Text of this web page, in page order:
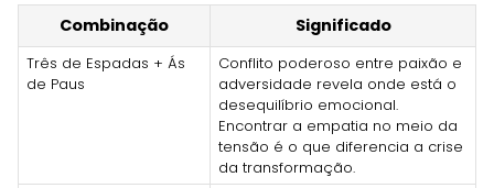
Combinação Significado
Três de Espadas + Ás
de Paus
Conflito poderoso entre paixão e
adversidade revela onde está o
desequilíbrio emocional.
Encontrar a empatia no meio da
tensão é o que diferencia a crise
da transformação.